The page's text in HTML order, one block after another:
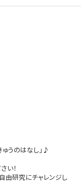
うのはなし」♪
い！
由研究にチャレンジし